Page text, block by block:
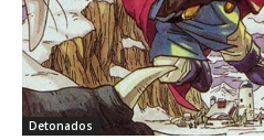
Detonados